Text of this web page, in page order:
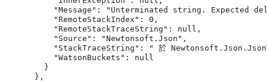
"Message": "Unterminated string. Expected
          "RemoteStackIndex": 0,
          "RemoteStackTraceString": null,
          "Source": "Newtonsoft.Json",
"StackTraceString": " 於
          "WatsonBuckets": null
        }
      },